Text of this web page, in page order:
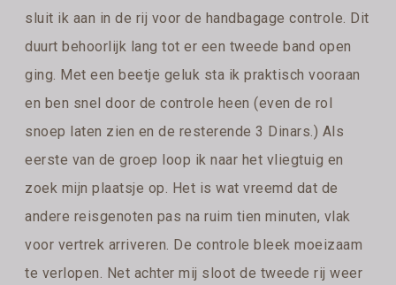
sluit ik aan in de rij voor de handbagage controle. Dit
duurt behoorlijk lang tot er een tweede band open
ging. Met een beetje geluk sta ik praktisch vooraan
en ben snel door de controle heen (even de rol
snoep laten zien en de resterende 3 Dinars.) Als
eerste van de groep loop ik naar het vliegtuig en
zoek mijn plaatsje op. Het is wat vreemd dat de
andere reisgenoten pas na ruim tien minuten, vlak
voor vertrek arriveren. De controle bleek moeizaam
te verlopen. Net achter mij sloot de tweede rij weer